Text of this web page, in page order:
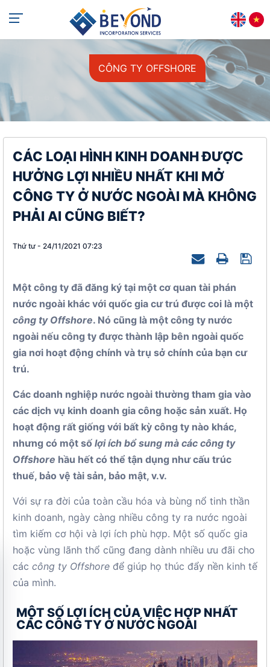
+84 813 405 565
support@beyondincorp.com
CÔNG TY OFFSHORE
CÁC LOẠI HÌNH KINH DOANH ĐƯỢC
HƯỞNG LỢI NHIỀU NHẤT KHI MỞ
CÔNG TY Ở NƯỚC NGOÀI MÀ KHÔNG
PHẢI AI CŨNG BIẾT?
Thứ tư - 24/11/2021 07:23
Một công ty đã đăng ký tại một cơ quan tài phán
nước ngoài khác với quốc gia cư trú được coi là một
công ty Offshore. Nó cũng là một công ty nước
ngoài nếu công ty được thành lập bên ngoài quốc
gia nơi hoạt động chính và trụ sở chính của bạn cư
trú.
Các doanh nghiệp nước ngoài thường tham gia vào
các dịch vụ kinh doanh gia công hoặc sản xuất. Họ
hoạt động rất giống với bất kỳ công ty nào khác,
nhưng có một số lợi ích bổ sung mà các công ty
Offshore hầu hết có thể tận dụng như cấu trúc
thuế, bảo vệ tài sản, bảo mật, v.v.
Với sự ra đời của toàn cầu hóa và bùng nổ tinh thần
kinh doanh, ngày càng nhiều công ty ra nước ngoài
tìm kiếm cơ hội và lợi ích phù hợp. Một số quốc gia
hoặc vùng lãnh thổ cũng đang dành nhiều ưu đãi cho
các công ty Offshore để giúp họ thúc đẩy nền kinh tế
của mình.
MỘT SỐ LỢI ÍCH CỦA VIỆC HỢP NHẤT
CÁC CÔNG TY Ở NƯỚC NGOÀI